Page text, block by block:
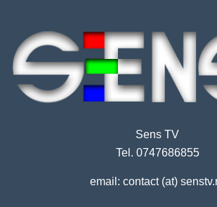
Sens TV
Tel. 0747686855
email: contact (at)